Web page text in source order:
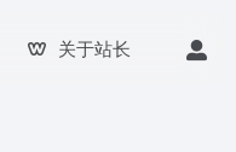
关于站长